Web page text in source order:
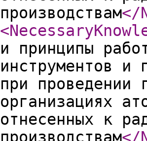
производствам</
и принципы
инструментов и
при проведении
организациях
отнесенных к
производствам</